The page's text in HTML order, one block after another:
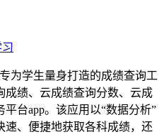
为学生量身打造的成绩查询工
成绩、云成绩查询分数、云成
台app。该应用以“数据分析”
速、便捷地获取各科成绩，还